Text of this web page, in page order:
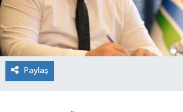
Paylaş